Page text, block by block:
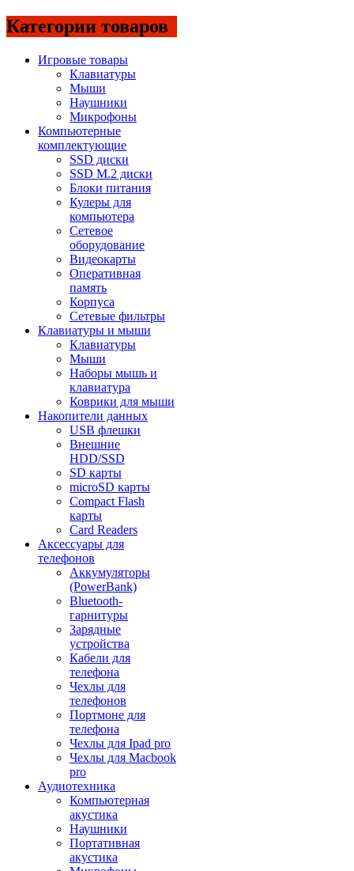
Категории товаров
Игровые товары
Клавиатуры
Мыши
Наушники
Микрофоны
Компьютерные
комплектующие
SSD диски
SSD M.2 диски
Блоки питания
Кулеры для
компьютера
Сетевое
оборудование
Видеокарты
Оперативная
память
Корпуса
Сетевые фильтры
Клавиатуры и мыши
Клавиатуры
Мыши
Наборы мышь и
клавиатура
Коврики для мыши
Накопители данных
USB флешки
Внешние
HDD/SSD
SD карты
microSD карты
Compact Flash
карты
Card Readers
Аксессуары для
телефонов
Аккумуляторы
(PowerBank)
Bluetooth-
гарнитуры
Зарядные
устройства
Кабели для
телефона
Чехлы для
телефонов
Портмоне для
телефона
Чехлы для Ipad pro
Чехлы для Macbook
pro
Аудиотехника
Компьютерная
акустика
Наушники
Портативная
акустика